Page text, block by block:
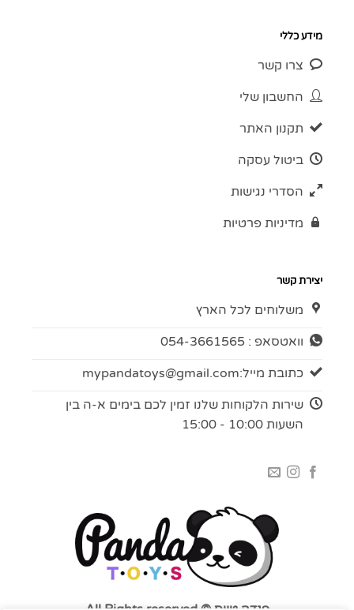
מידע כללי
צרו קשר
החשבון שלי
תקנון האתר
ביטול עסקה
הסדרי נגישות
מדיניות פרטיות
יצירת קשר
משלוחים לכל הארץ
וואטסאפ : 054-3661565
כתובת מייל:mypandatoys@gmail.com
שירות הלקוחות שלנו זמין לכם בימים א-ה בין
השעות 10:00 - 15:00